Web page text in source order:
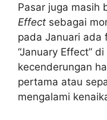
Pasar juga masih
Effect sebagai
pada Januari ada
“January Effect”
kecenderungan
pertama atau
mengalami